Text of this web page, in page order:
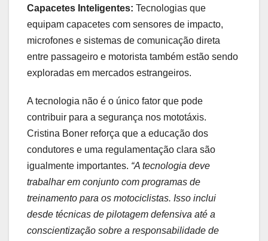
Capacetes Inteligentes: Tecnologias que
equipam capacetes com sensores de impacto,
microfones e sistemas de comunicação direta
entre passageiro e motorista também estão sendo
exploradas em mercados estrangeiros.
A tecnologia não é o único fator que pode
contribuir para a segurança nos mototáxis.
Cristina Boner reforça que a educação dos
condutores e uma regulamentação clara são
igualmente importantes. “A tecnologia deve
trabalhar em conjunto com programas de
treinamento para os motociclistas. Isso inclui
desde técnicas de pilotagem defensiva até a
conscientização sobre a responsabilidade de